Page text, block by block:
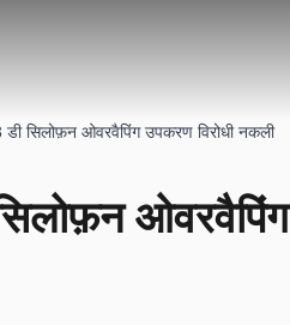
3 डी सिलोफ़न ओवरवैपिंग उपकरण विरोधी नकली
सिलोफ़न ओवरवैपिंग